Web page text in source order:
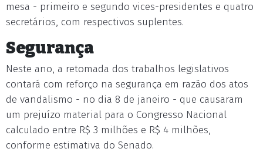
mesa - primeiro e segundo vices-presidentes e quatro
secretários, com respectivos suplentes.
Segurança
Neste ano, a retomada dos trabalhos legislativos
contará com reforço na segurança em razão dos atos
de vandalismo - no dia 8 de janeiro - que causaram
um prejuízo material para o Congresso Nacional
calculado entre R$ 3 milhões e R$ 4 milhões,
conforme estimativa do Senado.